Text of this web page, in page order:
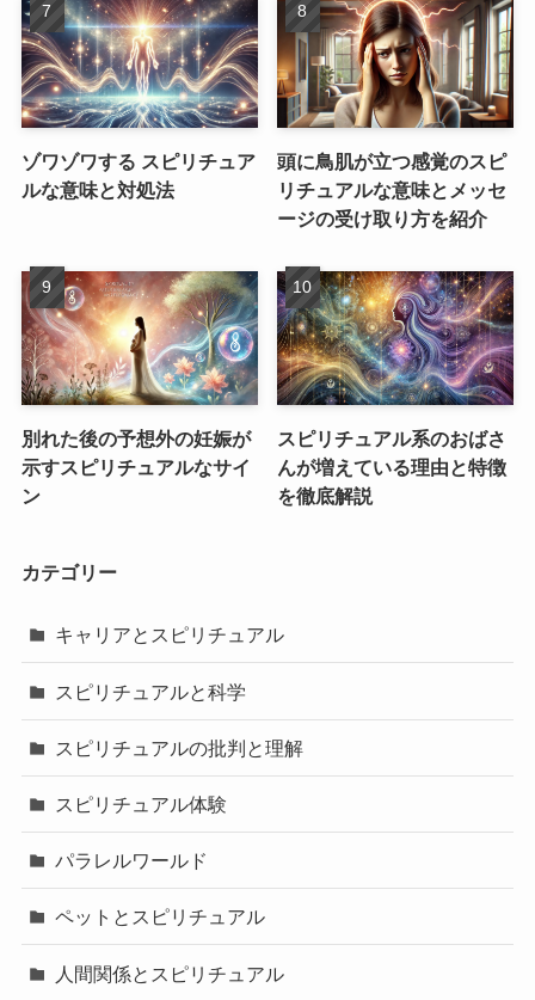
ゾワゾワする スピリチュア
ルな意味と対処法
頭に鳥肌が立つ感覚のスピ
リチュアルな意味とメッセ
ージの受け取り方を紹介
別れた後の予想外の妊娠が
示すスピリチュアルなサイ
ン
スピリチュアル系のおばさ
んが増えている理由と特徴
を徹底解説
カテゴリー
キャリアとスピリチュアル
スピリチュアルと科学
スピリチュアルの批判と理解
スピリチュアル体験
パラレルワールド
ペットとスピリチュアル
人間関係とスピリチュアル